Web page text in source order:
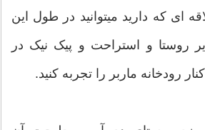
ای که دارید میتوانید در طول این
روستا و استراحت و پیک نیک در
رودخانه ماربر را تجربه کنید.